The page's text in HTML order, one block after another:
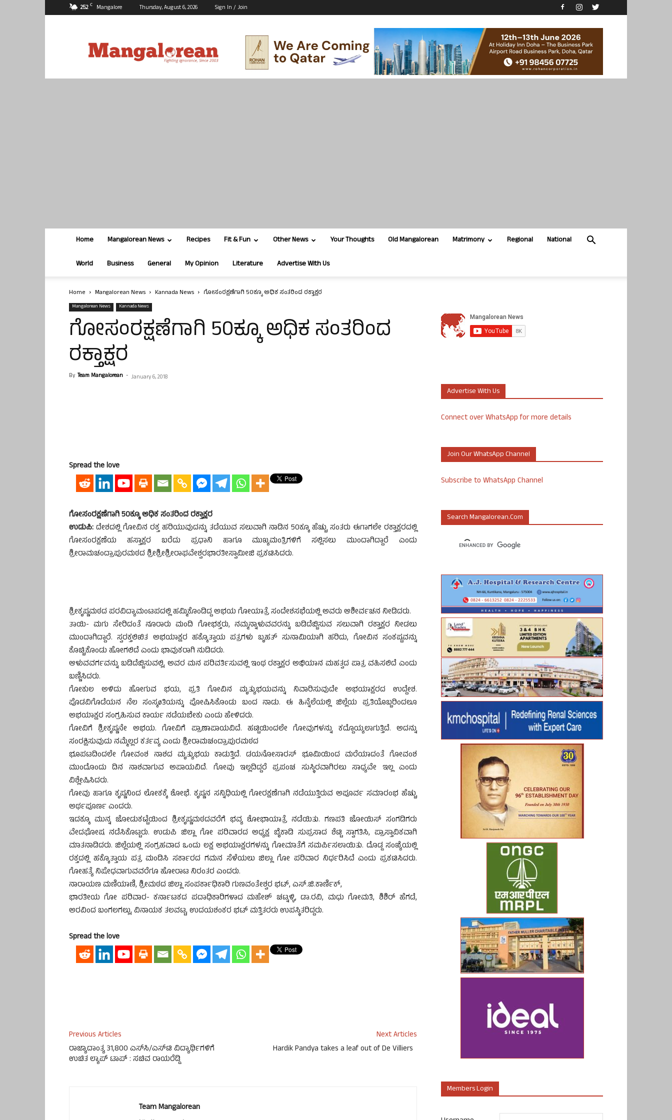
25.2 C Mangalore Thursday, August 6, 2026 Sign In / Join
Home Mangalorean News Recipes Fit & Fun Other News Your Thoughts Old Mangalorean Matrimony Regional National
World Business General My Opinion Literature Advertise With Us
Home Mangalorean News Kannada News ಗೋಸಂರಕ್ಷಣೆಗಾಗಿ 50ಕ್ಕೂ ಅಧಿಕ ಸಂತರಿಂದ ರಕ್ತಾಕ್ಷರ
Mangalorean News Kannada News
ಗೋಸಂರಕ್ಷಣೆಗಾಗಿ 50ಕ್ಕೂ ಅಧಿಕ ಸಂತರಿಂದ
ರಕ್ತಾಕ್ಷರ
By Team Mangalorean - January 6, 2018
Spread the love
ಗೋಸಂರಕ್ಷಣೆಗಾಗಿ 50ಕ್ಕೂ ಅಧಿಕ ಸಂತರಿಂದ ರಕ್ತಾಕ್ಷರ
ಉಡುಪಿ: ದೇಶದಲ್ಲಿ ಗೋವಿನ ರಕ್ತ ಹರಿಯುವುದನ್ನು ತಡೆಯುವ ಸಲುವಾಗಿ ನಾಡಿನ 50ಕ್ಕೂ ಹೆಚ್ಚು ಸಂತರು ಈಗಾಗಲೇ ರಕ್ತಾಕ್ಷರದಲ್ಲಿ
ಗೋಸಂರಕ್ಷಣೆಯ ಹಸ್ತಾಕ್ಷರ ಬರೆದು ಪ್ರಧಾನಿ ಹಾಗೂ ಮುಖ್ಯಮಂತ್ರಿಗಳಿಗೆ ಸಲ್ಲಿಸಲು ಮುಂದಾಗಿದ್ದಾರೆ ಎಂದು
ಶ್ರೀರಾಮಚಂದ್ರಾಪುರಮಠದ ಶ್ರೀಶ್ರೀಶ್ರೀರಾಘವೇಶ್ವರಭಾರತೀಸ್ವಾಮೀಜಿ ಪ್ರಕಟಿಸಿದರು.
ಶ್ರೀಕೃಷ್ಣಮಠದ ಪರವಿದ್ಯಾಮಂಟಪದಲ್ಲಿ ಹಮ್ಮಿಕೊಂಡಿದ್ದ ಅಭಯ ಗೋಯಾತ್ರೆ ಸಂದೇಶಸಭೆಯಲ್ಲಿ ಅವರು ಆಶೀರ್ವಚನ ನೀಡಿದರು.
ತಾಯಿ- ಮಗು ಸೇರಿದಂತೆ ನೂರಾರು ಮಂದಿ ಗೋಭಕ್ತರು, ನಮ್ಮನ್ನಾಳುವವರನ್ನು ಬಡಿದೆಬ್ಬಿಸುವ ಸಲುವಾಗಿ ರಕ್ತಾಕ್ಷರ ನೀಡಲು
ಮುಂದಾಗಿದ್ದಾರೆ. ಸ್ವರಕ್ತಲಿಖಿತ ಅಭಯಾಕ್ಷರ ಹಕ್ಕೊತ್ತಾಯ ಪತ್ರಗಳು ಬೃಹತ್ ಸುನಾಮಿಯಾಗಿ ಹರಿದು, ಗೋವಿನ ಸಂಕಷ್ಟವನ್ನು
ಕೊಚ್ಚಿಕೊಂಡು ಹೋಗಲಿದೆ ಎಂದು ಭಾವುಕರಾಗಿ ನುಡಿದರು.
ಆಳುವವರ್ಗವನ್ನು ಬಡಿದೆಬ್ಬಿಸುವಲ್ಲಿ, ಅವರ ಮನ ಪರಿವರ್ತಿಸುವಲ್ಲಿ ಇಂಥ ರಕ್ತಾಕ್ಷರ ಅಭಿಯಾನ ಮಹತ್ವದ ಪಾತ್ರ ವಹಿಸಲಿದೆ ಎಂದು
ಬಣ್ಣಿಸಿದರು.
ಗೋಕುಲ ಅಳಿದು ಹೋಗುವ ಭಯ, ಪ್ರತಿ ಗೋವಿನ ಮೃತ್ಯುಭಯವನ್ನು ನಿವಾರಿಸುವುದೇ ಅಭಯಾಕ್ಷರದ ಉದ್ದೇಶ.
ಪೊಡವಿಗೊಡೆಯನ ನೆಲ ಸಂಸ್ಕøತಿಯನ್ನು ಪೋಷಿಸಿಕೊಂಡು ಬಂದ ನಾಡು. ಈ ಹಿನ್ನೆಲೆಯಲ್ಲಿ ಜಿಲ್ಲೆಯ ಪ್ರತಿಯೊಬ್ಬರಿಂದಲೂ
ಅಭಯಾಕ್ಷರ ಸಂಗ್ರಹಿಸುವ ಕಾರ್ಯ ನಡೆಯಬೇಕು ಎಂದು ಹೇಳಿದರು.
ಗೋವಿಗೆ ಶ್ರೀಕೃಷ್ಣನೇ ಅಭಯ. ಗೋವಿಗೆ ಪ್ರಾಣಾಪಾಯವಿದೆ. ಹಟ್ಟಿಯಿಂದಲೇ ಗೋವುಗಳನ್ನು ಕದ್ದೊಯ್ಯಲಾಗುತ್ತಿದೆ. ಅದನ್ನು
ಸಂರಕ್ಷಿಸುವುದು ನಮ್ಮೆಲ್ಲರ ಕರ್ತವ್ಯ ಎಂದು ಶ್ರೀರಾಮಚಂದ್ರಾಪುರಮಠದ
ಭೂಪಟದಿಂದಲೇ ಗೋವಂಶ ನಾಶದ ಮೃತ್ಯುಭಯ ಕಾಡುತ್ತಿದೆ. ಡಯನೋಸಾರಸ್ ಭೂಮಿಯಿಂದ ಮರೆಯಾದಂತೆ ಗೋವಂಶ
ಮುಂದೊಂದು ದಿನ ನಾಶವಾಗುವ ಅಪಾಯವಿದೆ. ಗೋವು ಇಲ್ಲದಿದ್ದರೆ ಪ್ರಪಂಚ ಸುಸ್ಥಿರವಾಗಿರಲು ಸಾಧ್ಯವೇ ಇಲ್ಲ ಎಂದು
ವಿಶ್ಲೇಷಿಸಿದರು.
ಗೋವು ಹಾಗೂ ಕೃಷ್ಣನಿಂದ ಲೋಕಕ್ಕೆ ಶೋಭೆ. ಕೃಷ್ಣನ ಸನ್ನಿಧಿಯಲ್ಲಿ ಗೋರಕ್ಷಣೆಗಾಗಿ ನಡೆಯುತ್ತಿರುವ ಅಪೂರ್ವ ಸಮಾರಂಭ ಹೆಚ್ಚು
ಅರ್ಥಪೂರ್ಣ ಎಂದರು.
ಇದಕ್ಕೂ ಮುನ್ನ ಜೋಡುಕಟ್ಟೆಯಿಂದ ಶ್ರೀಕೃಷ್ಣಮಠದವರೆಗೆ ಭವ್ಯ ಶೋಭಾಯಾತ್ರೆ ನಡೆಯಿತು. ಗಣಪತಿ ಜೋಯಿಸ್ ಸಂಗಡಿಗರು
ವೇದಘೋಷ ನಡೆಸಿಕೊಟ್ಟರು. ಉಡುಪಿ ಜಿಲ್ಲಾ ಗೋ ಪರಿವಾರದ ಅಧ್ಯಕ್ಷ ಬೈಕಾಡಿ ಸುಪ್ರಸಾದ ಶೆಟ್ಟಿ ಸ್ವಾಗತಿಸಿ, ಪ್ರಾಸ್ತಾವಿಕವಾಗಿ
ಮಾತನಾಡಿದರು. ಜಿಲ್ಲೆಯಲ್ಲಿ ಸಂಗ್ರಹವಾದ ಒಂದು ಲಕ್ಷ ಅಭಯಾಕ್ಷರಗಳನ್ನು ಗೋಮಾತೆಗೆ ಸಮರ್ಪಿಸಲಾಯಿತು. ದೊಡ್ಡ ಸಂಖ್ಯೆಯಲ್ಲಿ
ರಕ್ತದಲ್ಲಿ ಹಕ್ಕೊತ್ತಾಯ ಪತ್ರ ಮಂಡಿಸಿ ಸರ್ಕಾರದ ಗಮನ ಸೆಳೆಯಲು ಜಿಲ್ಲಾ ಗೋ ಪರಿವಾರ ನಿರ್ಧರಿಸಿದೆ ಎಂದು ಪ್ರಕಟಿಸಿದರು.
ಗೋಹತ್ಯೆ ನಿಷೇಧವಾಗುವವರೆಗೂ ಹೋರಾಟ ನಿರಂತರ ಎಂದರು.
ನಾರಾಯಣ ಮಣಿಯಾಣಿ, ಶ್ರೀಮಠದ ಜಿಲ್ಲಾ ಸಂಪರ್ಕಾಧಿಕಾರಿ ಗುಣವಂತೇಶ್ವರ ಭಟ್, ಎಸ್.ಜಿ.ಕಾರ್ಣಿಕ್,
ಭಾರತೀಯ ಗೋ ಪರಿವಾರ- ಕರ್ನಾಟಕದ ಪದಾಧಿಕಾರಿಗಳಾದ ಮಹೇಶ್ ಚಟ್ನಳ್ಳಿ, ಡಾ.ರವಿ, ಮಧು ಗೋಮತಿ, ಶಿಶಿರ್ ಹೆಗಡೆ,
ಅರವಿಂದ ಬಂಗಲಗಲ್ಲು, ವಿನಾಯಕ ತಲವಟ್ಟ, ಉದಯಶಂಕರ ಭಟ್ ಮತ್ತಿತರರು ಉಪಸ್ಥಿತರಿದ್ದರು.
Spread the love
Previous Articles
ರಾಜ್ಯಾದಾಂತ್ಯ 31,800 ಎಸ್‍ಸಿ/ಎಸ್‍ಟಿ ವಿದ್ಯಾರ್ಥಿಗಳಿಗೆ
ಉಚಿತ ಲ್ಯಾಪ್ ಟಾಪ್ : ಸಚಿವ ರಾಯರೆಡ್ಡಿ
Next Articles
Hardik Pandya takes a leaf out of De Villiers
Team Mangalorean
Advertise With Us
Connect over WhatsApp for more details
Join Our WhatsApp Channel
Subscribe to WhatsApp Channel
Search Mangalorean.com
Members Login